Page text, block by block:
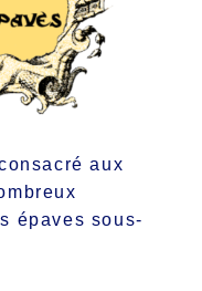
aux
épaves sous-